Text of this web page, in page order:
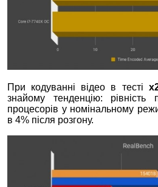
При кодуванні відео в тесті
знайому тенденцію: рівність
процесорів у номінальному
в 4% після розгону.